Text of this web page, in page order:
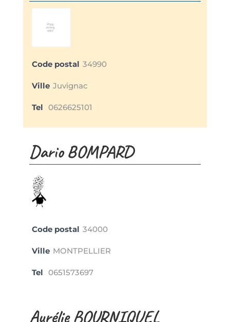
Code postal 34990
Ville Juvignac
Tel 0626625101
Dario BOMPARD
Code postal 34000
Ville MONTPELLIER
Tel 0651573697
Aurélie BOURNIQUEL